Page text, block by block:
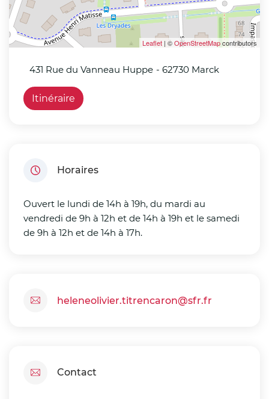
Leaflet | ©OpenStreetMapcontributors
431 Rue du Vanneau Huppe - 62730 Marck
Itinéraire
Horaires
Ouvert le lundi de 14h à 19h, du mardi au
vendredi de 9h à 12h et de 14h à 19h et le samedi
de 9h à 12h et de 14h à 17h.
heleneolivier.titrencaron@sfr.fr
Contact